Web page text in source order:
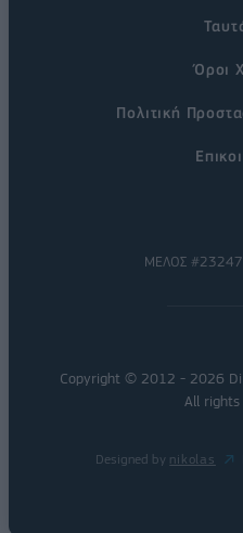
Όροι
Πολιτική
ΜΕΛΟΣ
Copyright © 2012 - 2026
All rights
Designed by nikolas